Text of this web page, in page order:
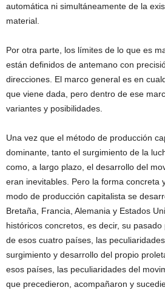
automática ni simultáneamente de la
material.
Por otra parte, los límites de lo que es
están definidos de antemano con
direcciones. El marco general es en
que viene dada, pero dentro de ese
variantes y posibilidades.
Una vez que el método de producción
dominante, tanto el surgimiento de la
como, a largo plazo, el desarrollo del
eran inevitables. Pero la forma concreta
modo de producción capitalista se
Bretaña, Francia, Alemania y Estados
históricos concretos, es decir, su
de esos cuatro países, las
surgimiento y desarrollo del propio
esos países, las peculiaridades del
que precedieron, acompañaron y